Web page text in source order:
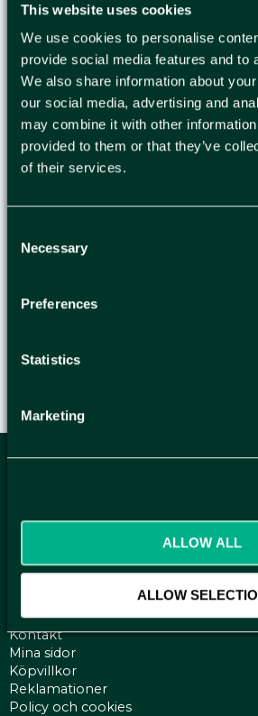
This website uses cookies
We use cookies to personalise
provide social media features and to
We also share information about
our social media, advertising and
may combine it with other information
provided to them or that they’ve
of their services.
Selection
Necessary
Preferences
Statistics
Marketing
ALLOW ALL
ALLOW
smutslösande egenskaper
användas på alla slags hårda
plastgolv, linoleum, målade ytor,
sanitetsgods och rostfritt. Till
stengolv och gummi är Estell
alternativ. Produkten har en
smutslyftande egenskaper.
50 ml till 10 liter vatten. - pH-
ANMÄL DIG HÄR TILL
Få relevanta erbjudande och
KUNDTJÄNST
Kontakt
Mina sidor
Köpvillkor
Reklamationer
Policy och cookies